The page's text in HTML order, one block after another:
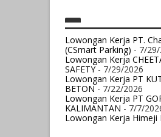
Lowongan Kerja PT.
(CSmart Parking) - 7/
Lowongan Kerja
SAFETY- 7/29/2026
Lowongan Kerja PT
BETON- 7/22/2026
Lowongan Kerja PT
KALIMANTAN- 7/7/
Lowongan Kerja Himeji